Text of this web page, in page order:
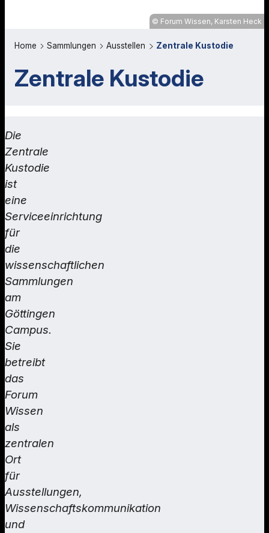
Forum Wissen, Karsten Heck
Home Sammlungen Ausstellen Zentrale Kustodie
Zentrale Kustodie
Die
Zentrale
Kustodie
ist
eine
Serviceeinrichtung
für
die
wissenschaftlichen
Sammlungen
am
Göttingen
Campus.
Sie
betreibt
das
Forum
Wissen
als
zentralen
Ort
für
Ausstellungen,
Wissenschaftskommunikation
und